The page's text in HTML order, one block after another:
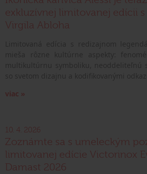
exkluzívnej limitovanej edícii
Virgila Abloha
viac »
10. 4. 2026
Zoznámte sa s umeleckým
limitovanej edície Victorinox
Damast 2026